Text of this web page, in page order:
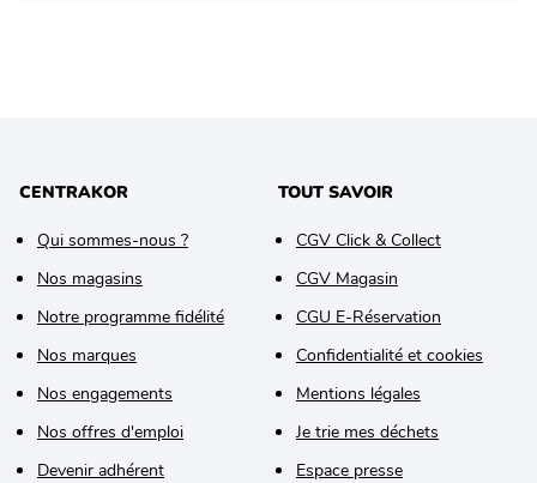
CENTRAKOR
Qui sommes-nous ?
Nos magasins
Notre programme fidélité
Nos marques
Nos engagements
Nos offres d'emploi
Devenir adhérent
TOUT SAVOIR
CGV Click & Collect
CGV Magasin
CGU E-Réservation
Confidentialité et cookies
Mentions légales
Je trie mes déchets
Espace presse